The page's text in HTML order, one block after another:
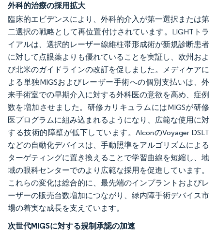
外科的治療の採用拡大
臨床的エビデンスにより、外科的介入が第一選択または第
二選択の戦略として再位置付けされています。LIGHTトラ
イアルは、選択的レーザー線維柱帯形成術が新規診断患者
に対して点眼薬よりも優れていることを実証し、欧州およ
び北米のガイドラインの改訂を促しました。メディケアに
よる単独MIGSおよびレーザー手術への個別支払いは、外
来手術室での早期介入に対する外科医の意欲を高め、症例
数を増加させました。研修カリキュラムにはMIGSが研修
医プログラムに組み込まれるようになり、広範な使用に対
する技術的障壁が低下しています。AlconのVoyager DSLT
などの自動化デバイスは、手動照準をアルゴリズムによる
ターゲティングに置き換えることで学習曲線を短縮し、地
域の眼科センターでのより広範な採用を促進しています。
これらの変化は総合的に、最先端のインプラントおよびレ
ーザーの販売台数増加につながり、緑内障手術デバイス市
場の着実な成長を支えています。
次世代MIGSに対する規制承認の加速